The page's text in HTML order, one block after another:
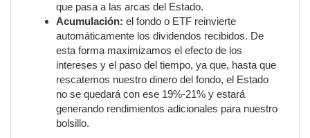
que pasa a las arcas del Estado.
Acumulación: el fondo o ETF reinvierte
automáticamente los dividendos recibidos. De
esta forma maximizamos el efecto de los
intereses y el paso del tiempo, ya que, hasta que
rescatemos nuestro dinero del fondo, el Estado
no se quedará con ese 19%-21% y estará
generando rendimientos adicionales para nuestro
bolsillo.